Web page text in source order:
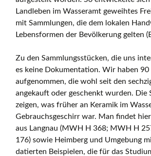
Landleben im Wasseramt geweihtes
mit Sammlungen, die dem lokalen
Lebensformen der Bevölkerung gelten
Zu den Sammlungsstücken, die uns
es keine Dokumentation. Wir haben 90
aufgenommen, die wohl seit den
angekauft oder geschenkt wurden. Die
zeigen, was früher an Keramik im
Gebrauchsgeschirr war. Man findet
aus Langnau (MWH H 368; MWH H
176) sowie Heimberg und Umgebung
datierten Beispielen, die für das